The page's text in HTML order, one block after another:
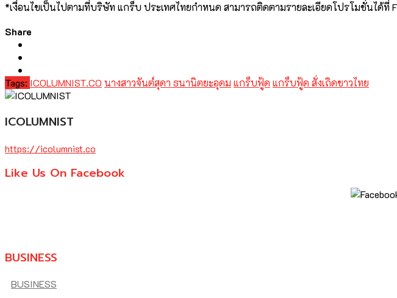
*เงื่อนไขเป็นไปตามที่บริษัท แกร็บ ประเทศไทยกําหนด สามารถติดตามรายละเอียดโปรโมชั่นได้ที่
Share
Tags: ICOLUMNIST.CO นางสาวจันต์สุดา ธนานิตยะอุดม แกร็บฟู้ด แกร็บฟู้ด สั่งเถิดชาวไทย
ICOLUMNIST
https://icolumnist.co
Like Us On Facebook
BUSINESS
BUSINESS